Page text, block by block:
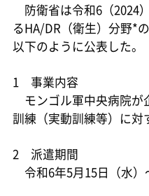
防衛省は令和6（2024
るHA/DR（衛生）分野*
以下のように公表した。
1 事業内容
モンゴル軍中央病院が
訓練（実動訓練等）に対
2 派遣期間
令和6年5月15日（水）